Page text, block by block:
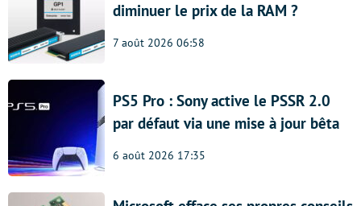
diminuer le prix de la RAM ?
7 août 2026 06:58
PS5 Pro : Sony active le PSSR 2.0
par défaut via une mise à jour bêta
6 août 2026 17:35